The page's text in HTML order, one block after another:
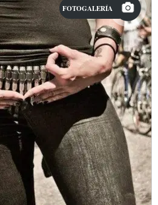
FOTOGALERÍA